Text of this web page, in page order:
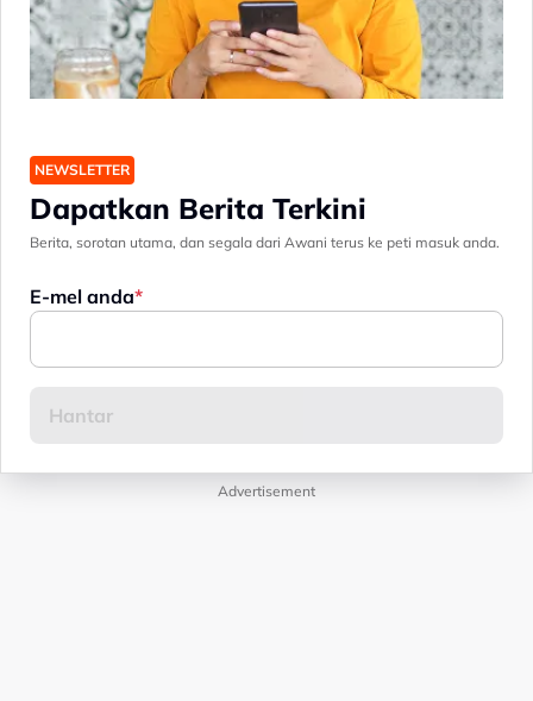
NEWSLETTER
Dapatkan Berita Terkini
Berita, sorotan utama, dan segala dari Awani terus ke peti masuk anda.
E-mel anda
Advertisement